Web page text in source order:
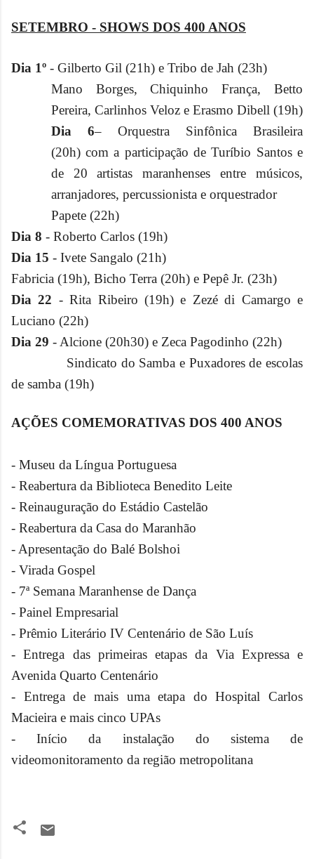
SETEMBRO - SHOWS DOS 400 ANOS
Dia 1º - Gilberto Gil (21h) e Tribo de Jah (23h)
Mano Borges, Chiquinho França, Betto
Pereira, Carlinhos Veloz e Erasmo Dibell (19h)
Dia 6– Orquestra Sinfônica Brasileira
(20h)com a participação de Turíbio Santos e
de 20 artistas maranhenses entre músicos,
arranjadores, percussionista e orquestrador
Papete (22h)
Dia 8 - Roberto Carlos (19h)
Dia 15 - Ivete Sangalo (21h)
Fabricia (19h), Bicho Terra (20h) e Pepê Jr. (23h)
Dia 22 - Rita Ribeiro (19h) e Zezé di Camargo e
Luciano (22h)
Dia 29 - Alcione (20h30) e Zeca Pagodinho (22h)
Sindicato do Samba e Puxadores de escolas
de samba (19h)
AÇÕES COMEMORATIVAS DOS 400 ANOS
- Museu da Língua Portuguesa
- Reabertura da Biblioteca Benedito Leite
- Reinauguração do Estádio Castelão
- Reabertura da Casa do Maranhão
- Apresentação do Balé Bolshoi
- Virada Gospel
- 7ª Semana Maranhense de Dança
- Painel Empresarial
- Prêmio Literário IV Centenário de São Luís
- Entrega das primeiras etapas da Via Expressa e
Avenida Quarto Centenário
- Entrega de mais uma etapa do Hospital Carlos
Macieira e mais cinco UPAs
- Início da instalação do sistema de
videomonitoramento da região metropolitana